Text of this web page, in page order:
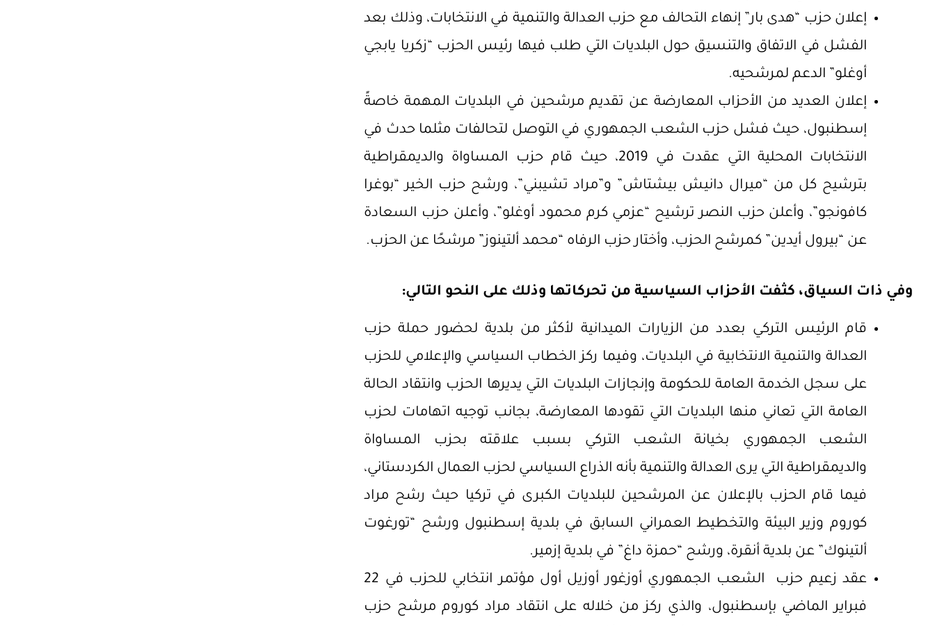
إعلان حزب “هدى بار” إنهاء التحالف مع حزب العدالة والتنمية في الانتخابات، وذلك بعد
الفشل في الاتفاق والتنسيق حول البلديات التي طلب فيها رئيس الحزب “زكريا يابجي
أوغلو” الدعم لمرشحيه.
إعلان العديد من الأحزاب المعارضة عن تقديم مرشحين في البلديات المهمة خاصةً
إسطنبول، حيث فشل حزب الشعب الجمهوري في التوصل لتحالفات مثلما حدث في
الانتخابات المحلية التي عقدت في 2019، حيث قام حزب المساواة والديمقراطية
بترشيح كل من “ميرال دانيش بيشتاش” و”مراد تشيبني”، ورشح حزب الخير “بوغرا
كافونجو”، وأعلن حزب النصر ترشيح “عزمي كرم محمود أوغلو”، وأعلن حزب السعادة
عن “بيرول أيدين” كمرشح الحزب، وأختار حزب الرفاه “محمد ألتينوز” مرشحًا عن الحزب.
وفي ذات السياق، كثفت الأحزاب السياسية من تحركاتها وذلك على النحو التالي:
قام الرئيس التركي بعدد من الزيارات الميدانية لأكثر من بلدية لحضور حملة حزب
العدالة والتنمية الانتخابية في البلديات، وفيما ركز الخطاب السياسي والإعلامي للحزب
على سجل الخدمة العامة للحكومة وإنجازات البلديات التي يديرها الحزب وانتقاد الحالة
العامة التي تعاني منها البلديات التي تقودها المعارضة، بجانب توجيه اتهامات لحزب
الشعب الجمهوري بخيانة الشعب التركي بسبب علاقته بحزب المساواة
والديمقراطية التي يرى العدالة والتنمية بأنه الذراع السياسي لحزب العمال الكردستاني،
فيما قام الحزب بالإعلان عن المرشحين للبلديات الكبرى في تركيا حيث رشح مراد
كوروم وزير البيئة والتخطيط العمراني السابق في بلدية إسطنبول ورشح “تورغوت
ألتينوك” عن بلدية أنقرة، ورشح “حمزة داغ” في بلدية إزمير.
عقد زعيم حزب الشعب الجمهوري أوزغور أوزيل أول مؤتمر انتخابي للحزب في 22
فبراير الماضي بإسطنبول، والذي ركز من خلاله على انتقاد مراد كوروم مرشح حزب